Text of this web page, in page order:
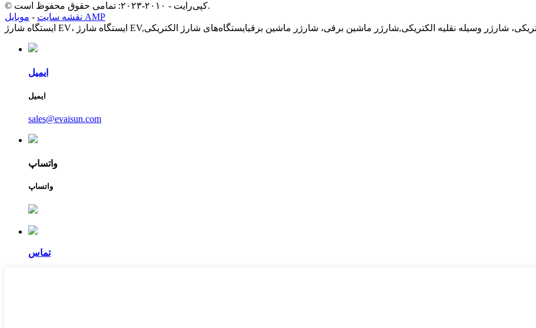
© کپی‌رایت - ۲۰۱۰-۲۰۲۳: تمامی حقوق محفوظ است.
نقشه سایت -
موبایل AMP
ایستگاه شارژ EV، ایستگاه شارژ EV,
شارژر وسیله نقلیه الکتریکی,شارژر ماشین برقی، شارژر ماشین برقیایستگاه‌های شارژ الکتریکی
ایمیل
ایمیل
sales@evaisun.com
واتساپ
واتساپ
تماس